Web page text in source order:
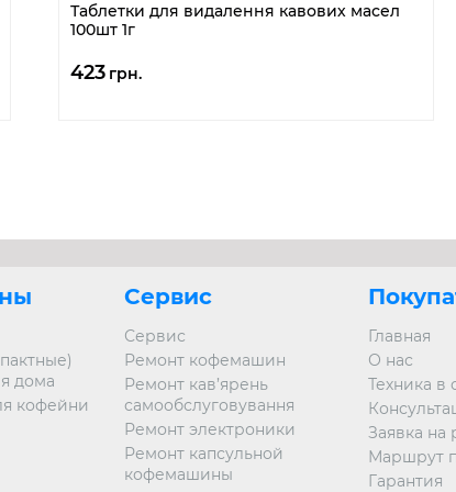
Таблетки для видалення кавових масел
100шт 1г
423 грн.
Главная
О нас
Техника в
Заявка на
Маршрут
Гарантия
Сервис
Сервис
Ремонт кофемашин
Ремонт кав’ярень
самообслуговування
Ремонт электроники
Ремонт капсульной
кофемашины
дома
кофейни